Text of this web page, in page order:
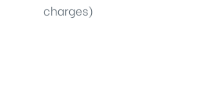
charges)